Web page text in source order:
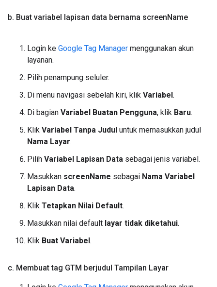
b. Buat variabel lapisan data bernama screenName
Login ke Google Tag Manager menggunakan akun
layanan.
Pilih penampung seluler.
Di menu navigasi sebelah kiri, klik Variabel.
Di bagian Variabel Buatan Pengguna, klik Baru.
Klik Variabel Tanpa Judul untuk memasukkan judul
Nama Layar.
Pilih Variabel Lapisan Data sebagai jenis variabel.
Masukkan screenName sebagai Nama Variabel
Lapisan Data.
Klik Tetapkan Nilai Default.
Masukkan nilai default layar tidak diketahui.
Klik Buat Variabel.
c. Membuat tag GTM berjudul Tampilan Layar